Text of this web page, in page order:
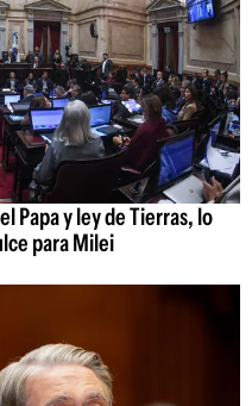
Papa y ley de Tierras, lo
para Milei